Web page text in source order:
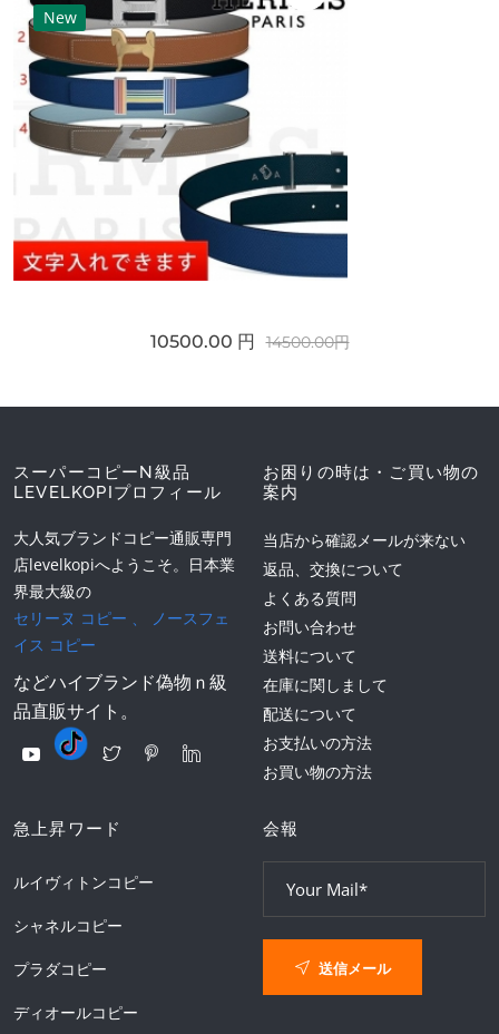
New
10500.00 円 14500.00円
スーパーコピーN級品
LEVELKOPIプロフィール
大人気ブランドコピー通販専門
店levelkopiへようこそ。日本業
界最大級の
セリーヌ コピー 、
ノースフェ
イス コピー
などハイブランド偽物ｎ級
品直販サイト。
お困りの時は・ご買い物の
案内
当店から確認メールが来ない
返品、交換について
よくある質問
お問い合わせ
送料について
在庫に関しまして
配送について
お支払いの方法
お買い物の方法
急上昇ワード
ルイヴィトンコピー
シャネルコピー
プラダコピー
ディオールコピー
会報
送信メール